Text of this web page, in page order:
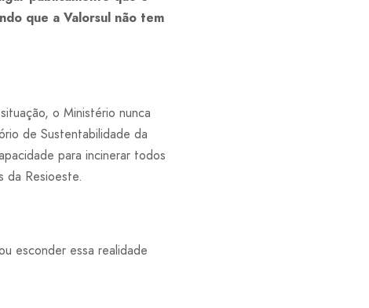
que a Valorsul não tem
o Ministério nunca
de Sustentabilidade da
para incinerar todos
da Resioeste.
esconder essa realidade